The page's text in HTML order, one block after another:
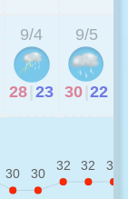
9/4
28 23
9/5
30 22